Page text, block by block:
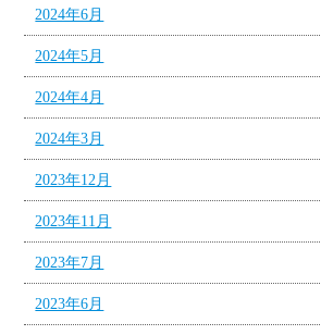
2024年6月
2024年5月
2024年4月
2024年3月
2023年12月
2023年11月
2023年7月
2023年6月